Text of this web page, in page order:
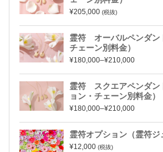
¥205,000 (税抜)
霊符 オーバルペンダン
チェーン別料金）
¥180,000–¥210,000
霊符 スクエアペンダン
ョン・チェーン別料金）
¥180,000–¥210,000
霊符オプション（霊符ジ
¥12,000 (税抜)